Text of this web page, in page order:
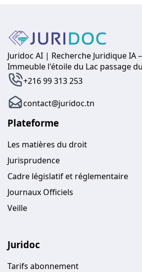
Juridoc AI | Recherche Juridique IA
Immeuble l'étoile du Lac passage du
+216 99 313 253
contact@juridoc.tn
Plateforme
Les matières du droit
Jurisprudence
Cadre législatif et réglementaire
Journaux Officiels
Veille
Juridoc
Tarifs abonnement